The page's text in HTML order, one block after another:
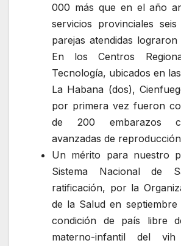
000 más que en el año
servicios provinciales
parejas atendidas
En los Centros
Tecnología, ubicados en
La Habana (dos),
por primera vez fueron
de 200 embarazos
avanzadas de
Un mérito para nuestro
Sistema Nacional de
ratificación, por la
de la Salud en
condición de país libre
materno-infantil del